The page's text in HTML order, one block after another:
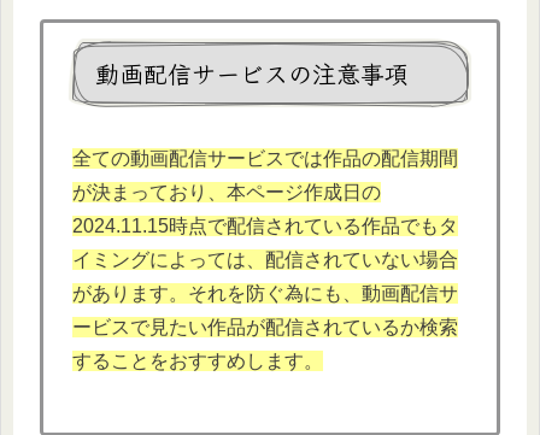
動画配信サービスの注意事項
全ての動画配信サービスでは作品の配信期間
が決まっており、本ページ作成日の
2024.11.15時点で配信されている作品でもタ
イミングによっては、配信されていない場合
があります。それを防ぐ為にも、動画配信サ
ービスで見たい作品が配信されているか検索
することをおすすめします。